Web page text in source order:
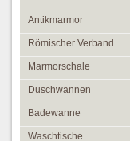
Antikmarmor
Römischer Verband
Marmorschale
Duschwannen
Badewanne
Waschtische